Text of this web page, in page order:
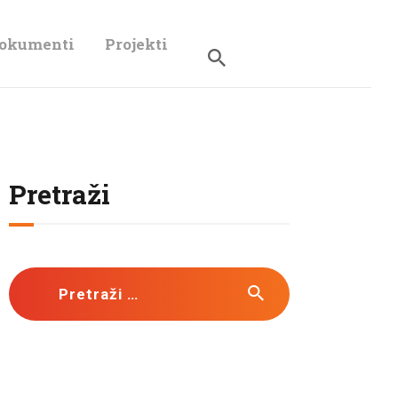
Projekti
Pretraži
Pretraži: